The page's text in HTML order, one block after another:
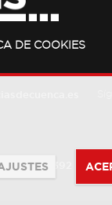
DE COOKIES
670 726 392